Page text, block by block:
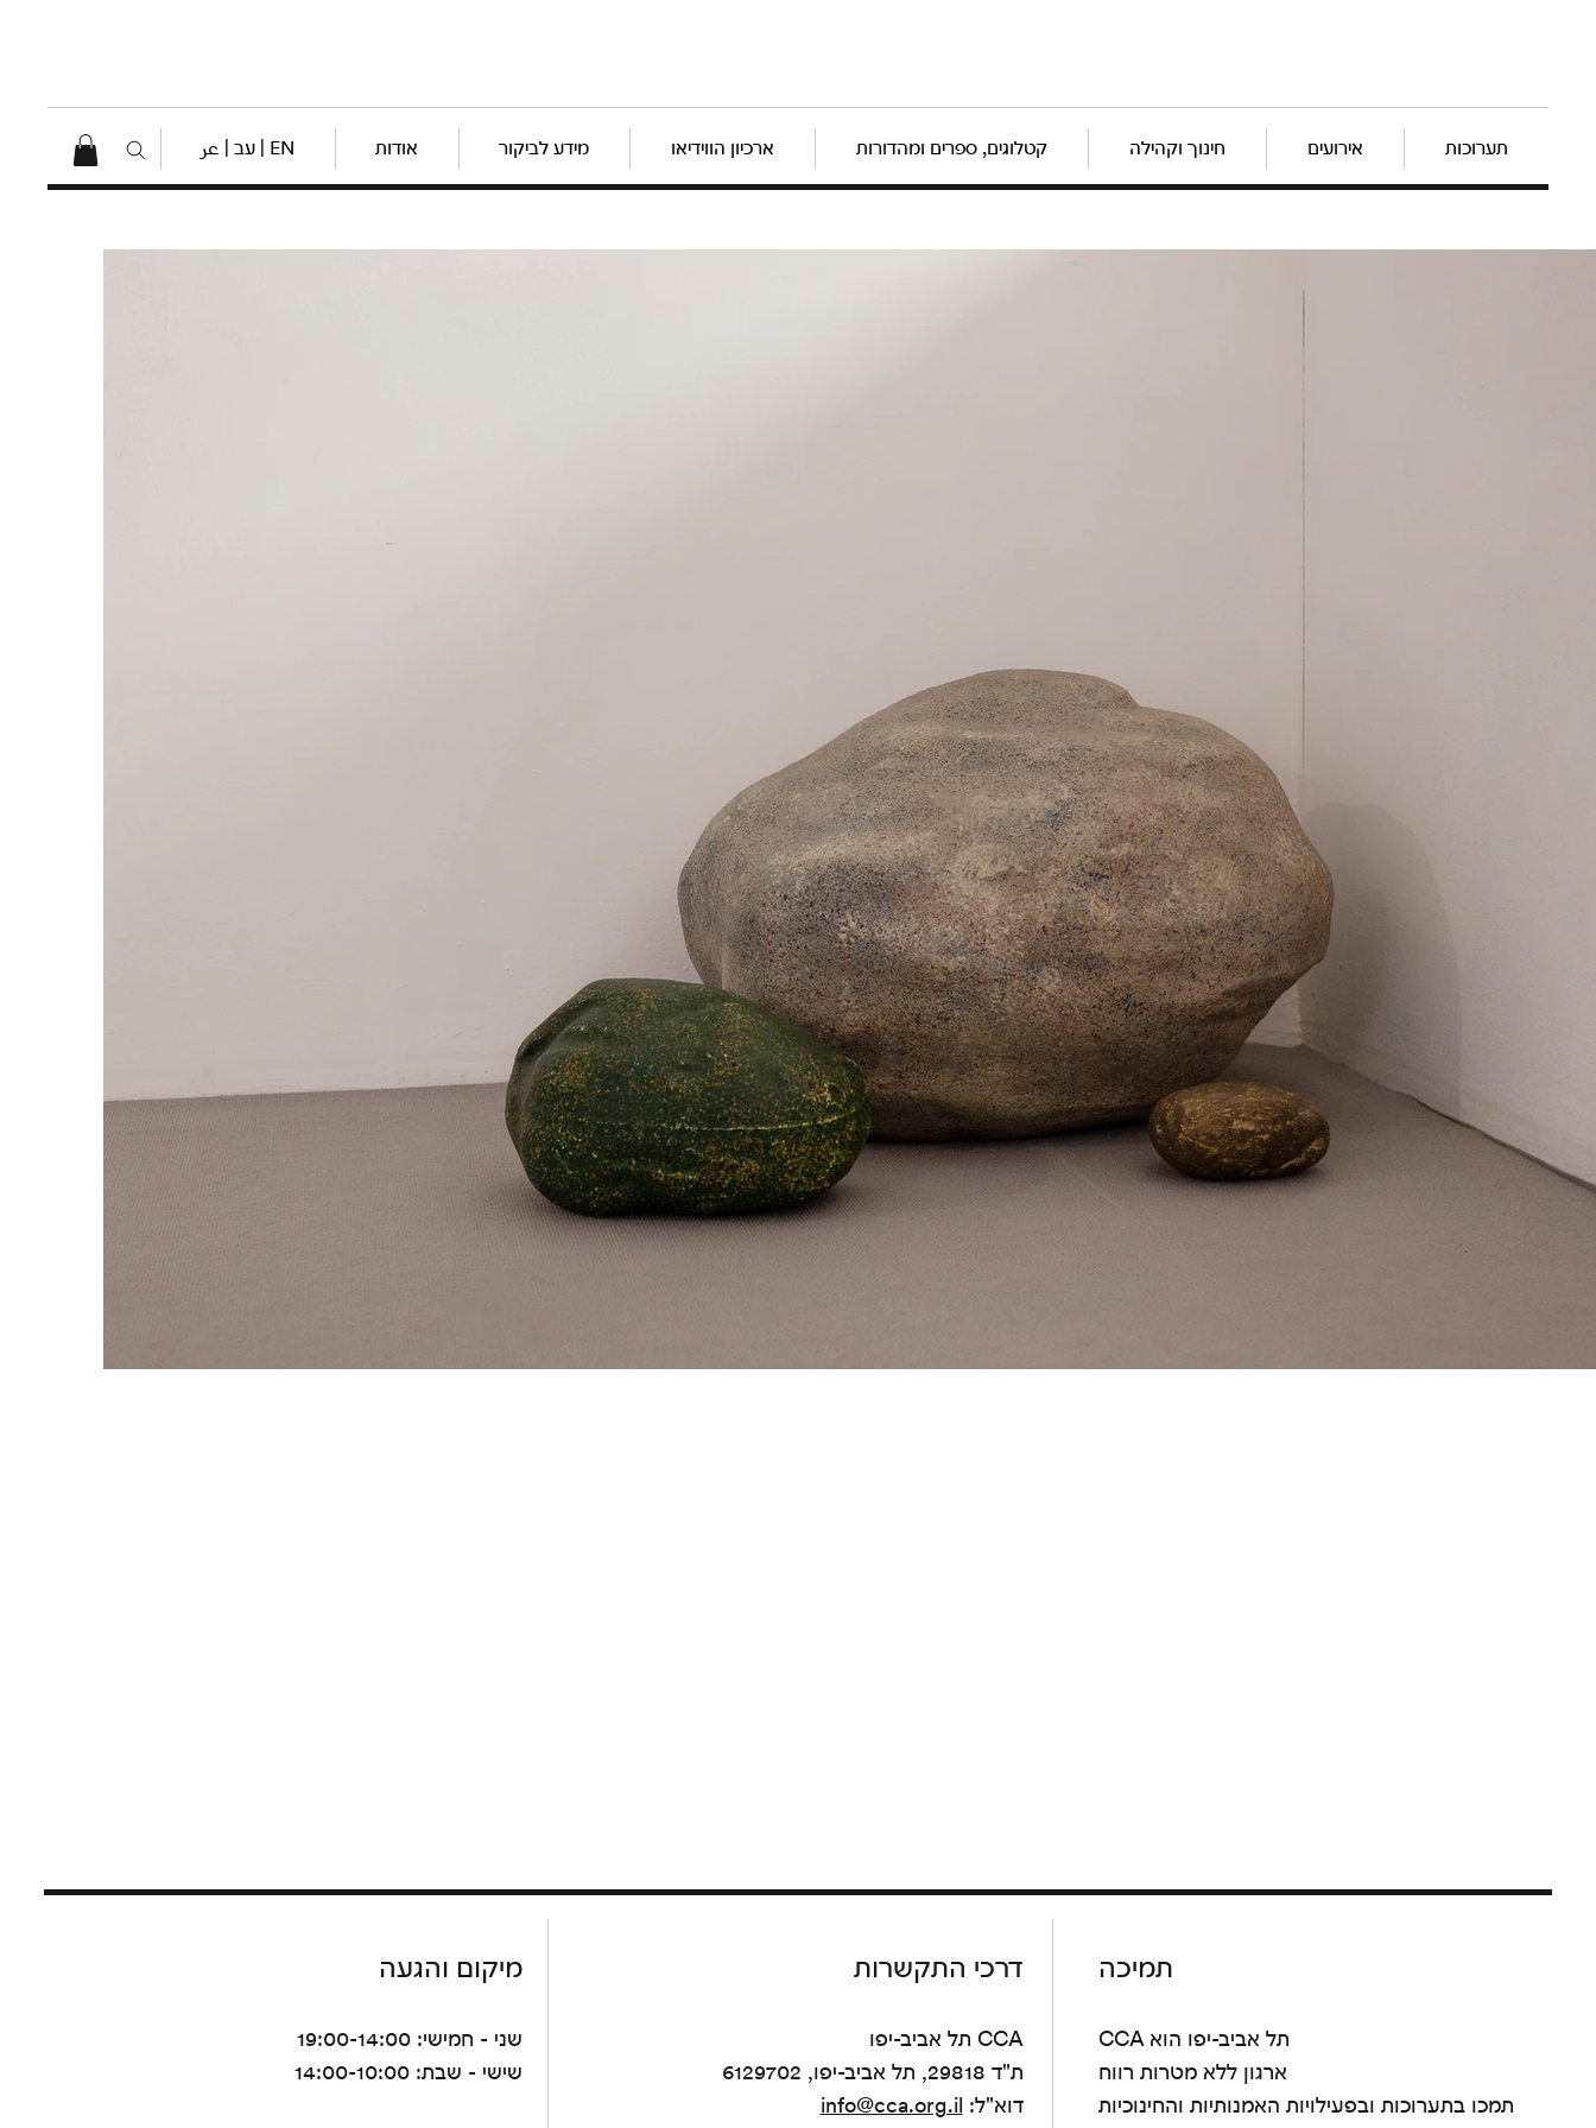
תערוכות אירועים חינוך וקהילה קטלוגים, ספרים ומהדורות ארכיון הווידיאו מידע לביקור אודות EN | עב | عر
מיקום והגעה
שני - חמישי: 19:00-14:00
שישי - שבת: 14:00-10:00
דרכי התקשרות
CCA תל אביב-יפו
ת"ד 29818, תל אביב-יפו, 6129702
דוא"ל: info@cca.org.il
תמיכה
CCA תל אביב-יפו הוא
ארגון ללא מטרות רווח
תמכו בתערוכות ובפעילויות האמנותיות והחינוכיות